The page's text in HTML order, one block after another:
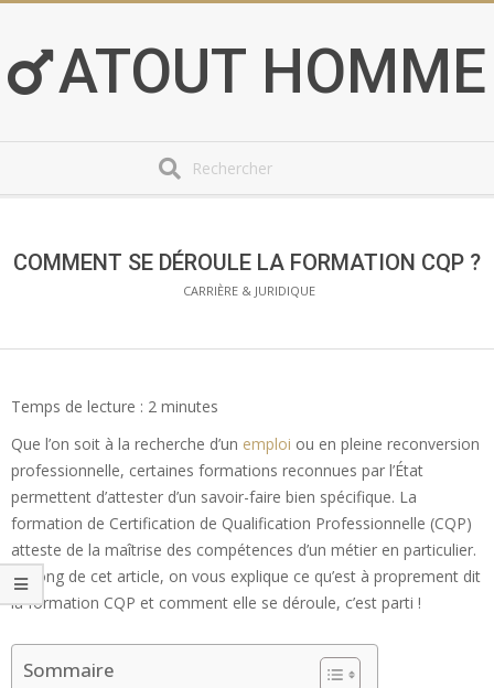
content ATOUT HOMME
Menu
COMMENT SE DÉROULE LA FORMATION CQP ?
CARRIÈRE & JURIDIQUE
Temps de lecture : 2 minutes
Que l’on soit à la recherche d’un emploi ou en pleine reconversion
professionnelle, certaines formations reconnues par l’État
permettent d’attester d’un savoir-faire bien spécifique. La
formation de Certification de Qualification Professionnelle (CQP)
atteste de la maîtrise des compétences d’un métier en particulier.
Le long de cet article, on vous explique ce qu’est à proprement dit
la formation CQP et comment elle se déroule, c’est parti !
Sommaire